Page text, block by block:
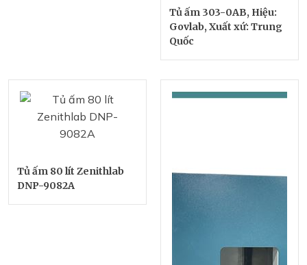
Tủ ấm 303-0AB, Hiệu:
Govlab, Xuất xứ: Trung
Quốc
Tủ ấm 80 lít Zenithlab
DNP-9082A